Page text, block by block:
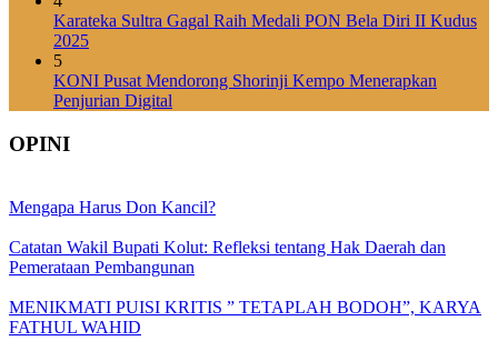
Karateka Sultra Gagal Raih Medali PON Bela Diri II Kudus
2025
5
KONI Pusat Mendorong Shorinji Kempo Menerapkan
Penjurian Digital
OPINI
Mengapa Harus Don Kancil?
Catatan Wakil Bupati Kolut: Refleksi tentang Hak Daerah dan
Pemerataan Pembangunan
MENIKMATI PUISI KRITIS ” TETAPLAH BODOH”, KARYA
FATHUL WAHID